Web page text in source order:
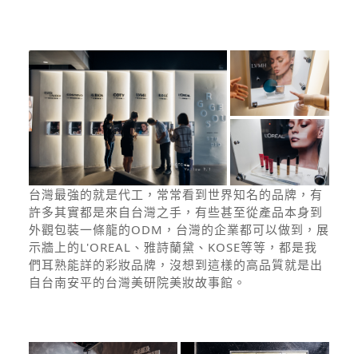
台灣最強的就是代工，常常看到世界知名的品牌，有
許多其實都是來自台灣之手，有些甚至從產品本身到
外觀包裝一條龍的ODM，台灣的企業都可以做到，展
示牆上的L'OREAL、雅詩蘭黛、KOSE等等，都是我
們耳熟能詳的彩妝品牌，沒想到這樣的高品質就是出
自台南安平的台灣美研院美妝故事館。